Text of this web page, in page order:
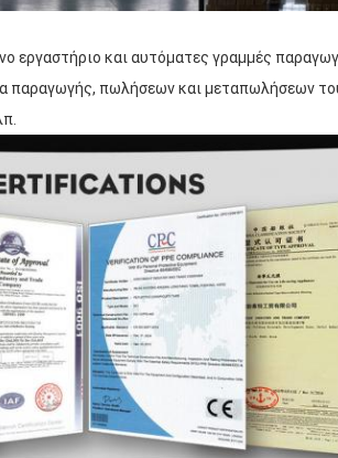
εργαστήριο και αυτόματες γραμμές
παραγωγής, πωλήσεων και μεταπωλήσεων